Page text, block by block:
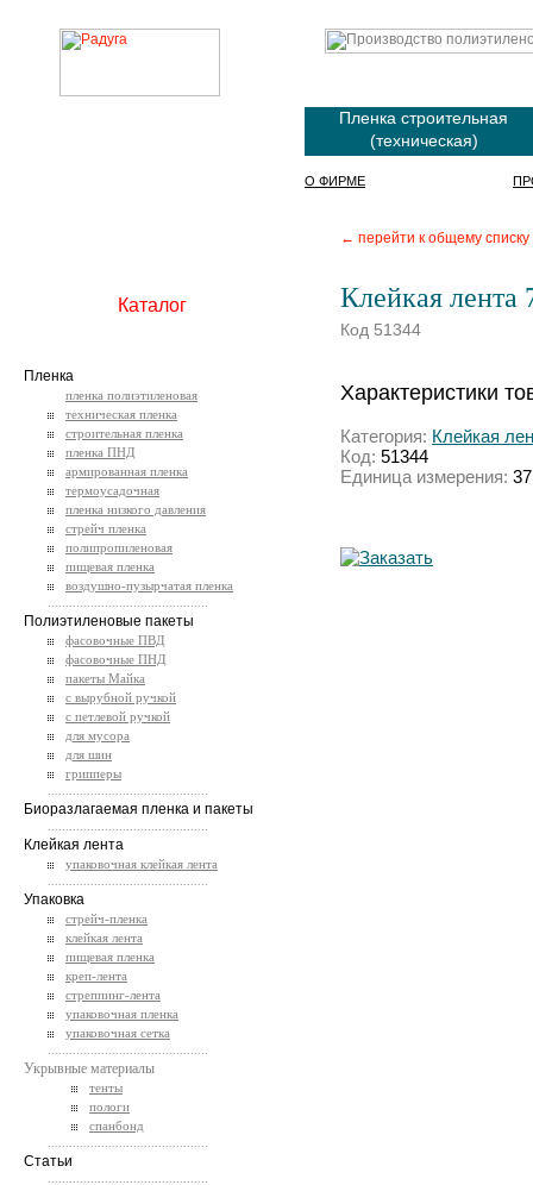
Пленка строительная
(техническая)
О ФИРМЕ
← перейти к общему списку
Клейкая лента
Код 51344
Характеристики
Категория: Клейкая
Код: 51344
Единица измерения:
Каталог
Пленка
пленка полиэтиленовая
техническая пленка
строительная пленка
пленка ПНД
армированная пленка
термоусадочная
пленка низкого давления
стрейч пленка
полипропиленовая
пищевая пленка
воздушно-пузырчатая пленка
Полиэтиленовые пакеты
фасовочные ПВД
фасовочные ПНД
пакеты Майка
с вырубной ручкой
с петлевой ручкой
для мусора
для шин
грипперы
Биоразлагаемая пленка и пакеты
Клейкая лента
упаковочная клейкая лента
Упаковка
стрейч-пленка
клейкая лента
пищевая пленка
креп-лента
стреппинг-лента
упаковочная пленка
упаковочная сетка
Укрывные материалы
тенты
пологи
спанбонд
Статьи